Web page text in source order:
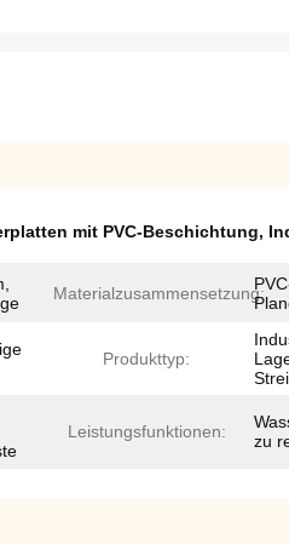
mit PVC-Beschichtung,
Materialzusammensetzung:
Produkttyp:
Leistungsfunktionen:
zu